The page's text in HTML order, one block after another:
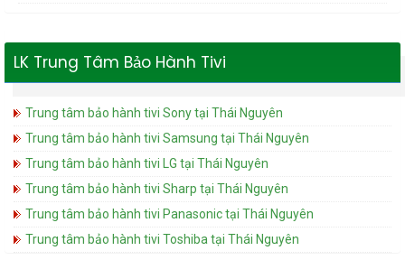
LK Trung Tâm Bảo Hành Tivi
Trung tâm bảo hành tivi Sony tại Thái Nguyên
Trung tâm bảo hành tivi Samsung tại Thái Nguyên
Trung tâm bảo hành tivi LG tại Thái Nguyên
Trung tâm bảo hành tivi Sharp tại Thái Nguyên
Trung tâm bảo hành tivi Panasonic tại Thái Nguyên
Trung tâm bảo hành tivi Toshiba tại Thái Nguyên